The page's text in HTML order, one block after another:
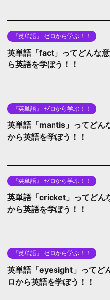
『英単語』 ゼロから学ぶ！！
英単語「fact」ってどんな
ら英語を学ぼう！！
『英単語』 ゼロから学ぶ！！
英単語「mantis」ってどん
から英語を学ぼう！！
『英単語』 ゼロから学ぶ！！
英単語「cricket」ってどん
から英語を学ぼう！！
『英単語』 ゼロから学ぶ！！
英単語「eyesight」ってど
ロから英語を学ぼう！！